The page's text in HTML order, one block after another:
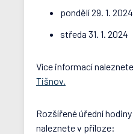
pondělí 29. 1. 2024
středa 31. 1. 2024
Více informací
Tišnov.
Rozšířené úřední
naleznete v příloze: